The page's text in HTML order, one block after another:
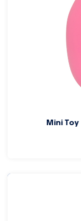
Mini